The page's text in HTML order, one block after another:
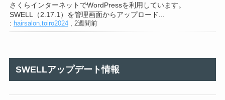
さくらインターネットでWordPressを利用しています。
SWELL（2.17.1）を管理画面からアップロード...
: hairsalon.toiro2024, 2週間前
SWELLアップデート情報